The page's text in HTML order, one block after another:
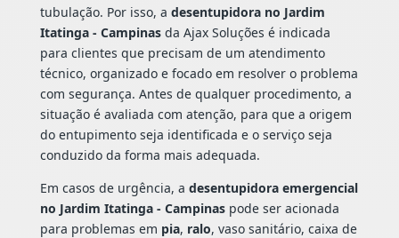
tubulação. Por isso, a desentupidora no Jardim
Itatinga - Campinasda Ajax Soluções é indicada
para clientes que precisam de um atendimento
técnico, organizado e focado em resolver o problema
com segurança. Antes de qualquer procedimento, a
situação é avaliada com atenção, para que a origem
do entupimento seja identificada e o serviço seja
conduzido da forma mais adequada.
Em casos de urgência, a desentupidora emergencial
no Jardim Itatinga - Campinaspode ser acionada
para problemas em pia, ralo, vaso sanitário, caixa de